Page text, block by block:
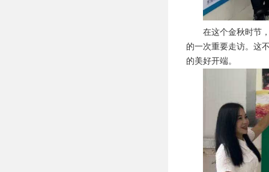
在这个金秋时节
的一次重要走访。这
的美好开端。